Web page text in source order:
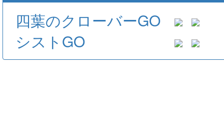
四葉のクローバーGO
シストGO